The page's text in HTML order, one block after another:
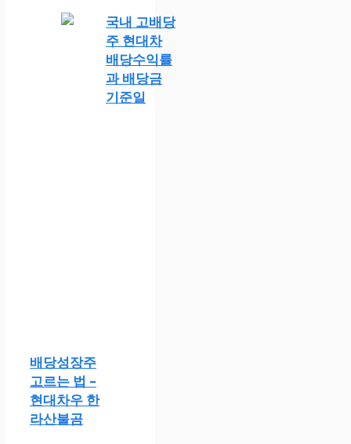
국내 고배당
주 현대차
배당수익률
과 배당금
기준일
배당성장주
고르는 법 –
현대차우 한
라산불곰